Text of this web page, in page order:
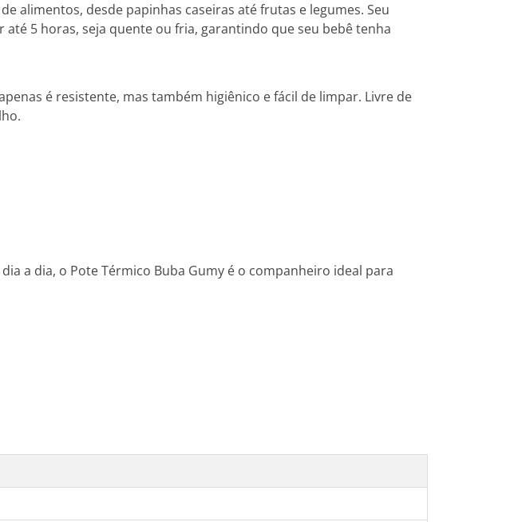
alimentos, desde papinhas caseiras até frutas e legumes. Seu
5 horas, seja quente ou fria, garantindo que seu bebê tenha
é resistente, mas também higiênico e fácil de limpar. Livre de
a dia, o Pote Térmico Buba Gumy é o companheiro ideal para